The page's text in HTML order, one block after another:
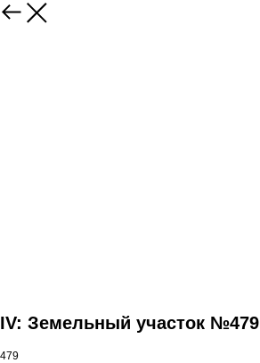
IV: Земельный участок №479
479